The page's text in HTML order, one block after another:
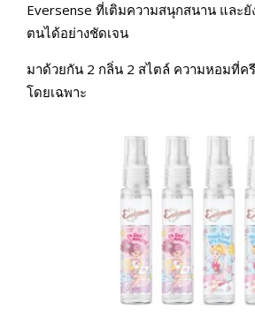
Eversense ที่เติมความสนุกสนาน และ
ตนได้อย่างชัดเจน
มาด้วยกัน 2 กลิ่น 2 สไตล์ ความหอมที่ครี
โดยเฉพาะ